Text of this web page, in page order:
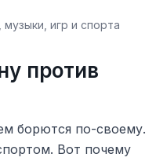
игр и спорта
против
борются по-своему.
Вот почему